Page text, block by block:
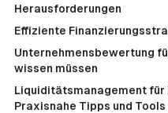
Herausforderungen
Effiziente
Unternehmensbewertung
wissen müssen
Liquiditätsmanagement
Praxisnahe Tipps und Tools